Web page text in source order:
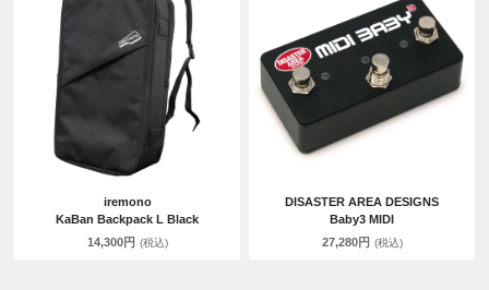
iremono
KaBan Backpack L Black
14,300円 (税込)
DISASTER AREA DESIGNS
Baby3 MIDI
27,280円 (税込)